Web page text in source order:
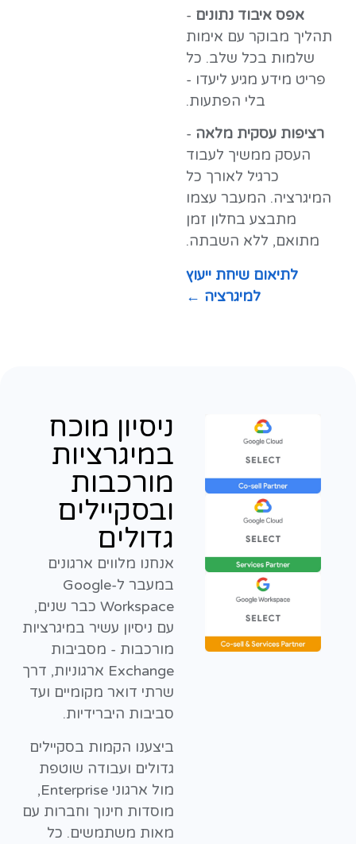
אפס איבוד נתונים -
תהליך מבוקר עם אימות
שלמות בכל שלב. כל
פריט מידע מגיע ליעדו -
בלי הפתעות.
רציפות עסקית מלאה -
העסק ממשיך לעבוד
כרגיל לאורך כל
המיגרציה. המעבר עצמו
מתבצע בחלון זמן
מתואם, ללא השבתה.
לתיאום שיחת ייעוץ
למיגרציה ←
ניסיון מוכח
במיגרציות
מורכבות
ובסקיילים
גדולים
אנחנו מלווים ארגונים
במעבר ל-Google
Workspace כבר שנים,
עם ניסיון עשיר במיגרציות
מורכבות - מסביבות
Exchange ארגוניות, דרך
שרתי דואר מקומיים ועד
סביבות היברידיות.
ביצענו הקמות בסקיילים
גדולים ועבודה שוטפת
מול ארגוני Enterprise,
מוסדות חינוך וחברות עם
מאות משתמשים. כל